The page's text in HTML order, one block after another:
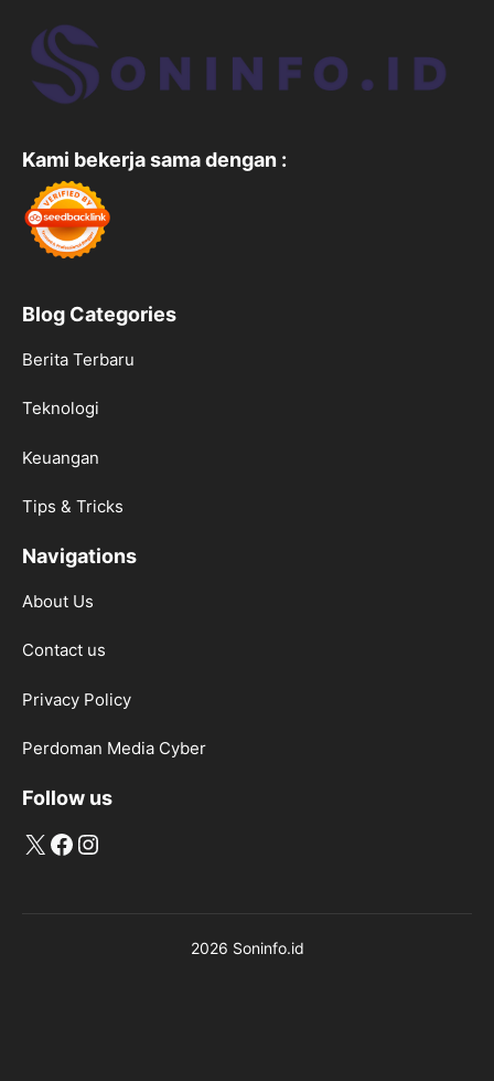
Kami bekerja sama dengan :
Blog Categories
Berita Terbaru
Teknologi
Keuangan
Tips & Tricks
Navigations
About Us
Contact us
Privacy Policy
Perdoman Media Cyber
Follow us
X Facebook
Instagram
2026 Soninfo.id